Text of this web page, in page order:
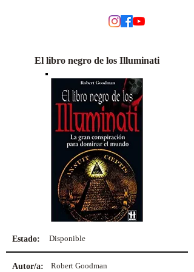
El libro negro de los Illuminati
Estado: Disponible
Autor/a: Robert Goodman